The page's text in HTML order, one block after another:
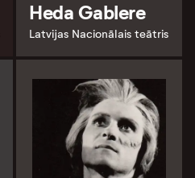
Heda Gablere
Latvijas Nacionālais teātris